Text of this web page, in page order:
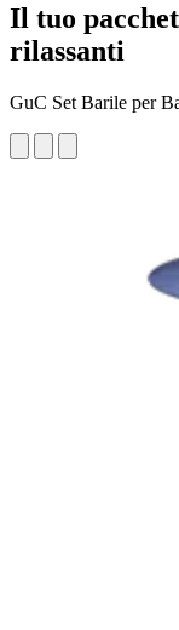
Il tuo
rilassanti
GuC Set Barile per